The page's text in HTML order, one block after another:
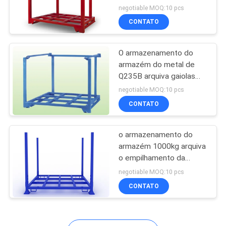
Prateleiras de
exposição da
farmácia
prateleiras de
exposição
cosméticas
cremalheira para o
armazém estacionário
negotiable MOQ:10 pcs
CONTATO
O armazenamento do
armazém do metal de
Q235B arquiva gaiolas
empilháveis do
armazenamento
negotiable MOQ:10 pcs
CONTATO
o armazenamento do
armazém 1000kg arquiva
o empilhamento da
pálete do
armazenamento de pneu
negotiable MOQ:10 pcs
CONTATO